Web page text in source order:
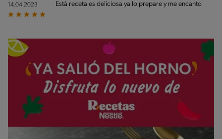
14.04.2023 Está receta es deliciosa ya lo prepare y me encanto